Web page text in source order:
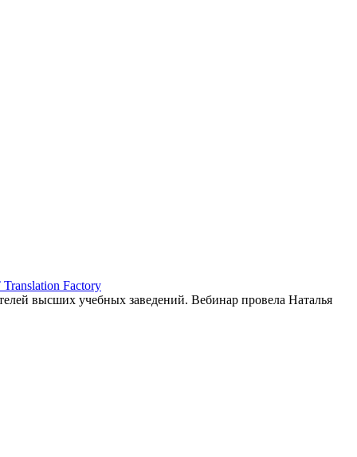
Factory
высших учебных заведений. Вебинар провела Наталья